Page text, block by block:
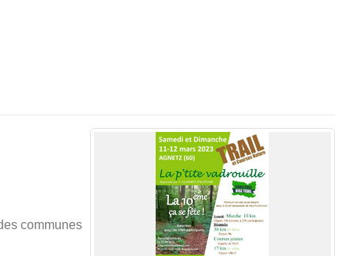
communes